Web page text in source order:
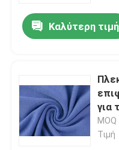
Καλύτερη τιμή
για
το